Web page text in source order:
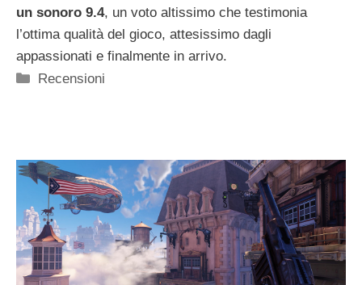
un sonoro 9.4, un voto altissimo che testimonia
l’ottima qualità del gioco, attesissimo dagli
appassionati e finalmente in arrivo.
Categorie
Recensioni